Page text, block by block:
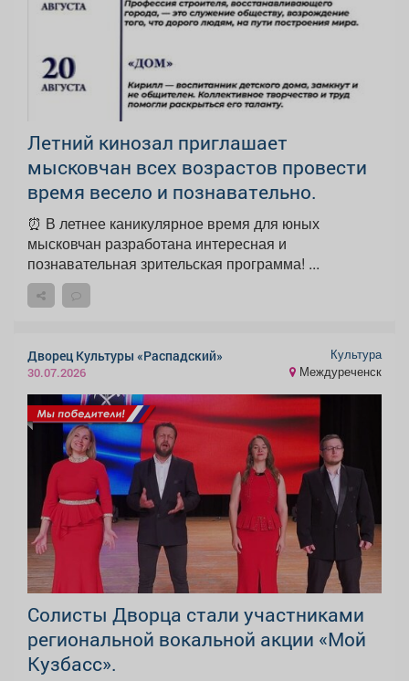
Летний кинозал приглашает
мысковчан всех возрастов провести
время весело и познавательно.
⏰ В летнее каникулярное время для юных
мысковчан разработана интересная и
познавательная зрительская программа! ...
Дворец Культуры «Распадский»
30.07.2026
Культура
Междуреченск
Солисты Дворца стали участниками
региональной вокальной акции «Мой
Кузбасс».